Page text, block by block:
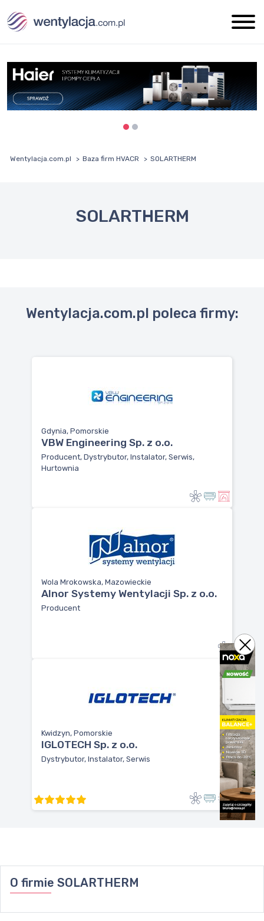
Wentylacja.com.pl Baza firm HVACR SOLARTHERM
SOLARTHERM
Wentylacja.com.pl poleca firmy:
Gdynia, Pomorskie
VBW Engineering Sp. z o.o.
Producent, Dystrybutor, Instalator, Serwis,
Hurtownia
Wola Mrokowska, Mazowieckie
Alnor Systemy Wentylacji Sp. z o.o.
Producent
Kwidzyn, Pomorskie
IGLOTECH Sp. z o.o.
Dystrybutor, Instalator, Serwis
O firmie SOLARTHERM